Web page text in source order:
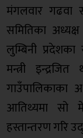
मंगलवार गढवा
समितिका
लुम्बिनी
मन्त्री
गाउँपालिकाका
आतिथ्यमा सो
हस्तान्तरण गरि